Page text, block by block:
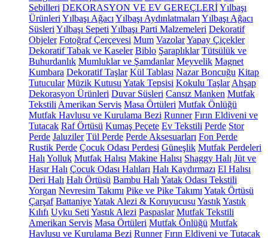
Sebilleri DEKORASYON VE EV GEREÇLERİYılbaşı
Ürünleri Yılbaşı Ağacı Yılbaşı Aydınlatmaları Yılbaşı Ağacı
Süsleri Yılbaşı Sepeti Yılbaşı Parti Malzemeleri Dekoratif
Objeler Fotoğraf Çerçevesi Mum VazolarYapay Çiçekler
Dekoratif Tabak ve Kaseler Biblo Şaraplıklar Tütsülük ve
Buhurdanlık Mumluklar ve Şamdanlar Meyvelik Magnet
Kumbara Dekoratif Taşlar Kül Tablası Nazar Boncuğu Kitap
Tutucular Müzik Kutusu Yatak Tepsisi Kokulu Taşlar Ahşap
Dekorasyon Ürünleri Duvar Süsleri Cansız Manken Mutfak
Tekstili Amerikan Servis Masa Örtüleri Mutfak Önlüğü
Mutfak Havlusu ve Kurulama Bezi Runner Fırın Eldiveni ve
Tutacak Raf Örtüsü Kumaş Peçete Ev Tekstili Perde Stor
Perde Jaluziler Tül Perde Perde Aksesuarları Fon Perde
Rustik Perde Çocuk Odası Perdesi Güneşlik Mutfak Perdeleri
Halı Yolluk Mutfak Halısı Makine Halısı Shaggy Halı Jüt ve
Hasır Halı Çocuk Odası Halıları Halı Kaydırmazı El Halısı
Deri Halı Halı Örtüsü Bambu Halı Yatak Odası Tekstili
Yorgan Nevresim Takımı Pike ve Pike Takımı Yatak Örtüsü
Çarşaf BattaniyeYatak Alezi & Koruyucusu YastıkYastık
Kılıfı Uyku Seti Yastık Alezi Paspaslar Mutfak Tekstili
Amerikan Servis Masa Örtüleri Mutfak Önlüğü Mutfak
Havlusu ve Kurulama Bezi Runner Fırın Eldiveni ve Tutacak